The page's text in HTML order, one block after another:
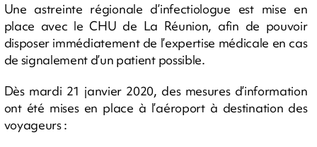
Une astreinte régionale d’infectiologue est mise en
place avec le CHU de La Réunion, afin de pouvoir
disposer immédiatement de l’expertise médicale en cas
de signalement d’un patient possible.
Dès mardi 21 janvier 2020, des mesures d’information
ont été mises en place à l’aéroport à destination des
voyageurs :